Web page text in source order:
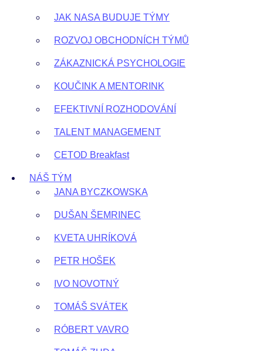
JAK NASA BUDUJE TÝMY
ROZVOJ OBCHODNÍCH TÝMŮ
ZÁKAZNICKÁ PSYCHOLOGIE
KOUČINK A MENTORINK
EFEKTIVNÍ ROZHODOVÁNÍ
TALENT MANAGEMENT
CETOD Breakfast
NÁŠ TÝM
JANA BYCZKOWSKA
DUŠAN ŠEMRINEC
KVETA UHRÍKOVÁ
PETR HOŠEK
IVO NOVOTNÝ
TOMÁŠ SVÁTEK
RÓBERT VAVRO